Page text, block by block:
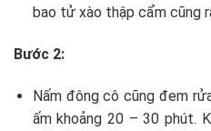
bao tử xào thập cẩm cũng
Bước 2:
Nấm đông cô cũng đem
ấm khoảng 20 – 30 phút.